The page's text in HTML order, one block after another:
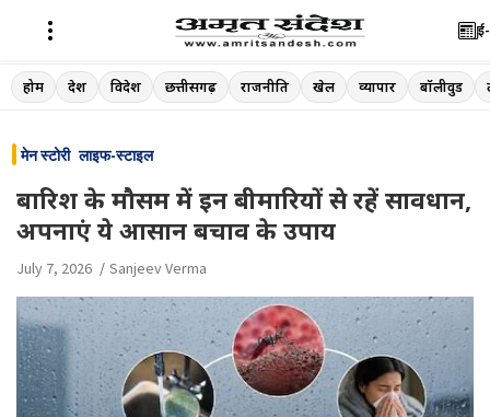
Skip
to
होम देश विदेश छत्तीसगढ़ राजनीति खेल व्यापार बॉलीवुड
मेन स्टोरी लाइफ-स्टाइल
बारिश के मौसम में इन बीमारियों से रहें सावधान,
अपनाएं ये आसान बचाव के उपाय
July 7, 2026 Sanjeev Verma